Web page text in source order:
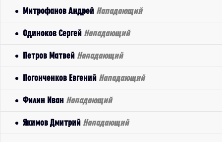
Митрофанов Андрей Нападающий
Одиноков Сергей Нападающий
Петров Матвей Нападающий
Погонченков Евгений Нападающий
Филин Иван Нападающий
Якимов Дмитрий Нападающий